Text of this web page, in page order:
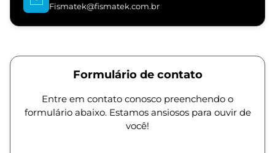
Fismatek@fismatek.com.br
Formulário de contato
Entre em contato conosco preenchendo o
formulário abaixo. Estamos ansiosos para ouvir de
você!